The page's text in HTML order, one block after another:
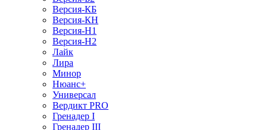
Версия-КБ
Версия-КН
Версия-Н1
Версия-Н2
Лайк
Лира
Минор
Нюанс+
Универсал
Вердикт PRO
Гренадер I
Гренадер III